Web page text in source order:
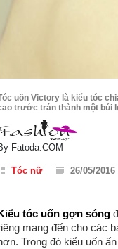
uốn Victory là kiểu tóc
trước trán thành một búi
Fatoda.COM
Tóc nữ 26/05/2016
tóc uốn gợn sóng
mang đến cho các
Trong đó kiểu uốn